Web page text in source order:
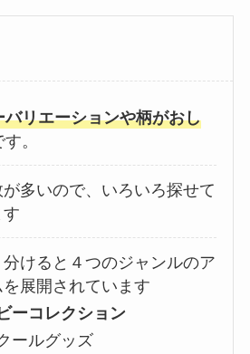
バリエーションや柄がおし
。
多いので、いろいろ探せて
分けると４つのジャンルのア
を展開されています
ーコレクション
ールグッズ